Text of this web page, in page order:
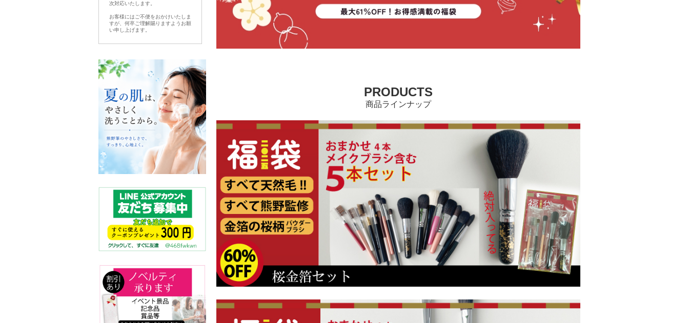
PRODUCTS
商品ラインナップ
次対応いたします。
お客様にはご不便をおかけいたしま
すが、何卒ご理解賜りますようお願
い申し上げます。